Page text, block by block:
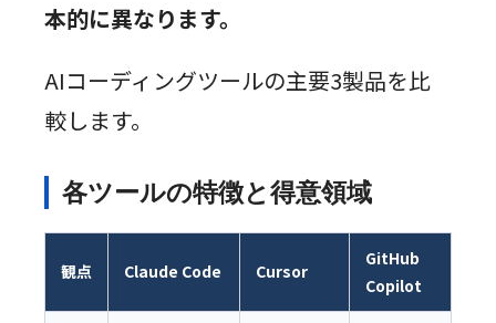
本的に異なります。
AIコーディングツールの主要3製品を比
較します。
各ツールの特徴と得意領域
観点 Claude Code Cursor
GitHub
Copilot